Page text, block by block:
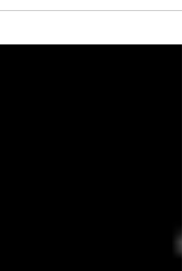
ました。この日もあっ